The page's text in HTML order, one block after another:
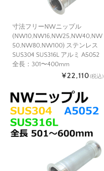
寸法フリーNWニップル
(NW10,NW16,NW25,NW40,NW
50,NW80,NW100) ステンレス
SUS304 SUS316L アルミ A5052
全長：301〜400mm
¥22,110(税込)